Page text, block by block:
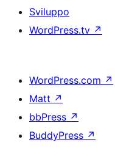
Sviluppo
WordPress.tv ↗
WordPress.com ↗
Matt ↗
bbPress ↗
BuddyPress ↗